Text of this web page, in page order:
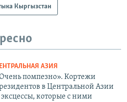
Кыргызстан
АЗИЯ
помпезно». Кортежи
в Центральной Азии
которые с ними